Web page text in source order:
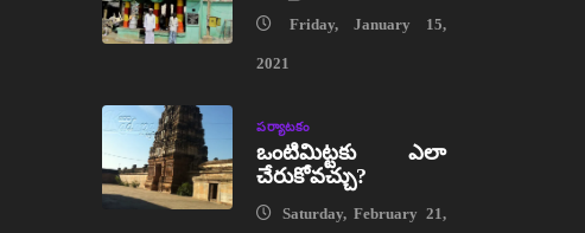
Friday, January 15,
2021
పర్యాటకం
ఒంటిమిట్టకు ఎలా
చేరుకోవచ్చు?
Saturday, February 21,